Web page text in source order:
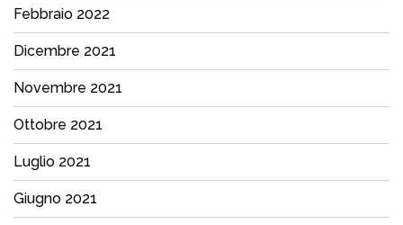
Febbraio 2022
Dicembre 2021
Novembre 2021
Ottobre 2021
Luglio 2021
Giugno 2021